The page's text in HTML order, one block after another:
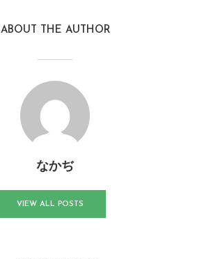
ABOUT THE AUTHOR
なかぢ
VIEW ALL POSTS